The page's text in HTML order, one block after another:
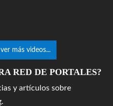
más videos...
RED DE PORTALES?
y artículos sobre